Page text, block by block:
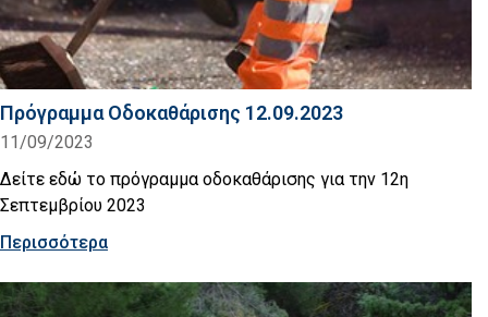
Πρόγραμμα Οδοκαθάρισης 12.09.2023
11/09/2023
Δείτε εδώ το πρόγραμμα οδοκαθάρισης για την 12η
Σεπτεμβρίου 2023
Περισσότερα